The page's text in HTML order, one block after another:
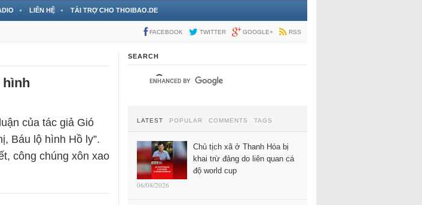
LIÊN HỆ TÀI TRỢ CHO THOIBAO.DE
FACEBOOK TWITTER GOOGLE+ RSS
hình
của tác giả Gió
Báu lộ hình Hồ ly”.
công chúng xôn xao
SEARCH
LATEST POPULAR COMMENTS TAGS
Chủ tịch xã ở Thanh Hóa bị
khai trừ đảng do liên quan cá
độ world cup
06/08/2026